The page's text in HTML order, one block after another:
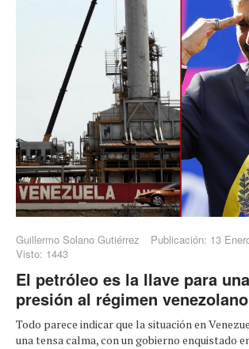
Guillermo Solano Gutiérrez
Publicación: 13
Visto: 1443
El petróleo es la llave para
presión al régimen venezolano
Todo parece indicar que la situación en
una tensa calma, con un gobierno enquistado